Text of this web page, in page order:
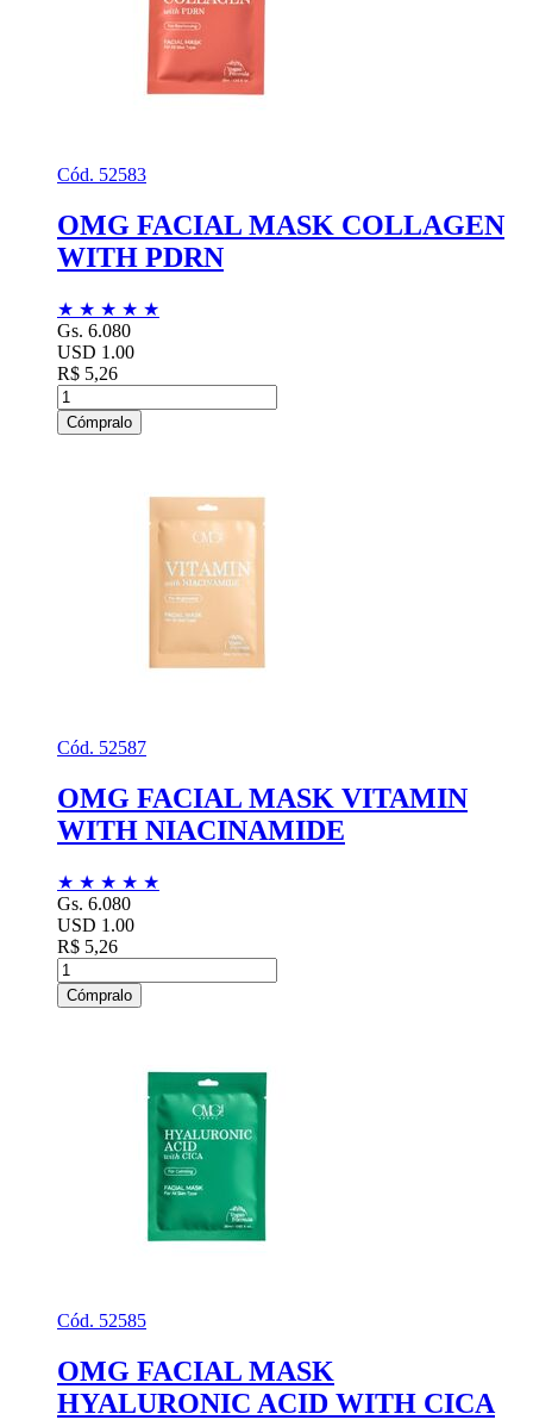
Cód. 52583
OMG FACIAL MASK COLLAGEN
WITH PDRN
★ ★ ★ ★ ★
Gs. 6.080
USD 1.00
R$ 5,26
Cómpralo
Cód. 52587
OMG FACIAL MASK VITAMIN
WITH NIACINAMIDE
★ ★ ★ ★ ★
Gs. 6.080
USD 1.00
R$ 5,26
Cómpralo
Cód. 52585
OMG FACIAL MASK
HYALURONIC ACID WITH CICA